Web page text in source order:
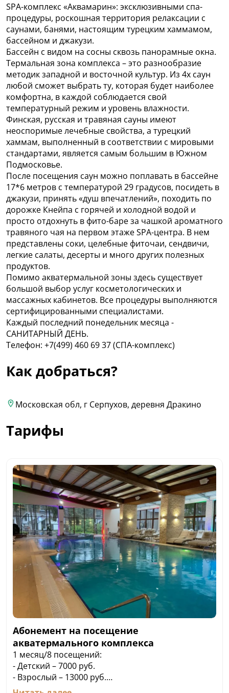
SPA-комплекс «Аквамарин»: эксклюзивными спа-
процедуры, роскошная территория релаксации с
саунами, банями, настоящим турецким хаммамом,
бассейном и джакузи.
Бассейн с видом на сосны сквозь панорамные окна.
Термальная зона комплекса – это разнообразие
методик западной и восточной культур. Из 4х саун
любой сможет выбрать ту, которая будет наиболее
комфортна, в каждой соблюдается свой
температурный режим и уровень влажности.
Финская, русская и травяная сауны имеют
неоспоримые лечебные свойства, а турецкий
хаммам, выполненный в соответствии с мировыми
стандартами, является самым большим в Южном
Подмосковье.
После посещения саун можно поплавать в бассейне
17*6 метров с температурой 29 градусов, посидеть в
джакузи, принять «душ впечатлений», походить по
дорожке Кнейпа с горячей и холодной водой и
просто отдохнуть в фито-баре за чашкой ароматного
травяного чая на первом этаже SPA-центра. В нем
представлены соки, целебные фиточаи, сендвичи,
легкие салаты, десерты и много других полезных
продуктов.
Помимо акватермальной зоны здесь существует
большой выбор услуг косметологических и
массажных кабинетов. Все процедуры выполняются
сертифицированными специалистами.
Каждый последний понедельник месяца -
САНИТАРНЫЙ ДЕНЬ.
Телефон: +7(499) 460 69 37 (CПА-комплекс)
Как добраться?
Московская обл, г Серпухов, деревня Дракино
Тарифы
Абонемент на посещение
акватермального комплекса
1 месяц/8 посещений:
- Детский – 7000 руб.
- Взрослый – 13000 руб.
3 месяца/20 посещений